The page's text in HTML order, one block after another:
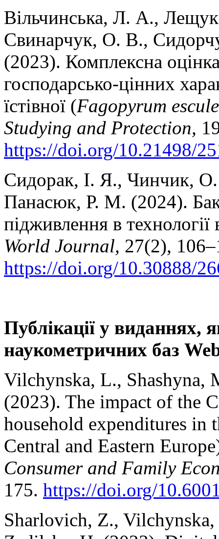
Вільчинська, Л. А.,
Свинарчук, О. В.,
(2023). Комплексна
господарсько-цінних
їстівної (Fagopyrum
Studying and Protection,
https://doi.org/10.21498/
Сидорак, І. Я., Чинчик,
Панасюк, Р. М. (2024).
підживлення в
World Journal, 27(2),
https://doi.org/10.30888/
Публікації у виданнях,
наукометричних баз
Vilchynska, L., Shashyna,
(2023). The impact of the
household expenditures in
Central and Eastern
Consumer and Family
175. https://doi.org/
Sharlovich, Z.,